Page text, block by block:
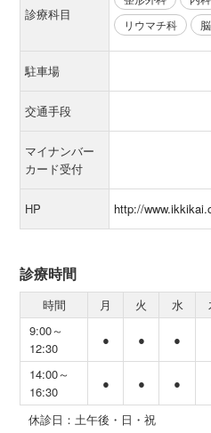
診療科目
リウマチ科
駐車場
交通手段
マイナンバー
カード受付
HP http://
診療時間
時間 月 火 水
9:00～
12:30
● ● ●
14:00～
16:30
● ● ●
休診日：土午後・日・祝